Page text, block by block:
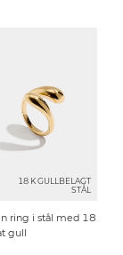
18 K GULLBELAGT
STÅL
ring i stål med 18
gull